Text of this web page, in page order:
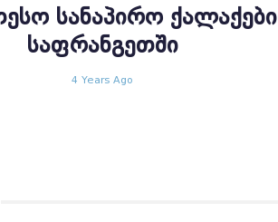
ᲡᲐᲜᲐᲞᲘᲠᲝ ᲥᲐᲚᲐᲥᲔᲑᲘ
ᲡᲐᲤᲠᲐᲜᲒᲔᲗᲨᲘ
4 Years Ago